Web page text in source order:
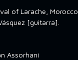
of Larache, Morocco.
[guitarra].
Assorhani